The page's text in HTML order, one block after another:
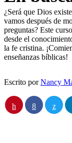
¿Será que Dios
vamos después de
preguntas? Este
desde el
la fe cristina.
enseñanzas bíblicas!
Escrito porNancy